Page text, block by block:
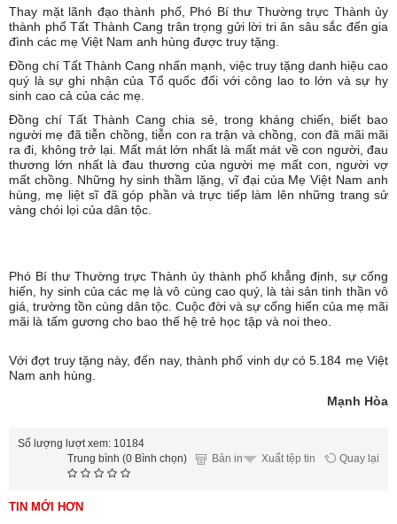
Thay mặt lãnh đạo thành phố, Phó Bí thư Thường trực Thành ủy
thành phố Tất Thành Cang trân trọng gửi lời tri ân sâu sắc đến gia
đình các mẹ Việt Nam anh hùng được truy tặng.
Đồng chí Tất Thành Cang nhấn mạnh, việc truy tặng danh hiệu cao
quý là sự ghi nhận của Tổ quốc đối với công lao to lớn và sự hy
sinh cao cả của các mẹ.
Đồng chí Tất Thành Cang chia sẻ, trong kháng chiến, biết bao
người mẹ đã tiễn chồng, tiễn con ra trận và chồng, con đã mãi mãi
ra đi, không trở lại. Mất mát lớn nhất là mất mát về con người, đau
thương lớn nhất là đau thương của người mẹ mất con, người vợ
mất chồng. Những hy sinh thầm lặng, vĩ đại của Mẹ Việt Nam anh
hùng, mẹ liệt sĩ đã góp phần và trực tiếp làm lên những trang sử
vàng chói lọi của dân tộc.
Phó Bí thư Thường trực Thành ủy thành phố khẳng định, sự cống
hiến, hy sinh của các mẹ là vô cùng cao quý, là tài sản tinh thần vô
giá, trường tồn cùng dân tộc. Cuộc đời và sự cống hiến của mẹ mãi
mãi là tấm gương cho bao thế hệ trẻ học tập và noi theo.
Với đợt truy tặng này, đến nay, thành phố vinh dự có 5.184 mẹ Việt
Nam anh hùng.
Mạnh Hòa
Số lượng lượt xem: 10184
Quay lại
Xuất tệp tin
Bản in
Trung bình (0 Bình chọn)
TIN MỚI HƠN